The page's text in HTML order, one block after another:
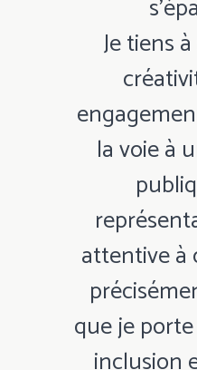
Je tiens
la voie à
attentive à
que je